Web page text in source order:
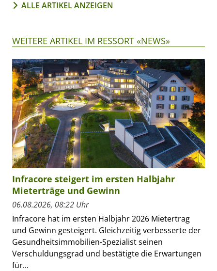
ALLE ARTIKEL ANZEIGEN
WEITERE ARTIKEL IM RESSORT «NEWS»
Infracore steigert im ersten Halbjahr
Mieterträge und Gewinn
06.08.2026, 08:22 Uhr
Infracore hat im ersten Halbjahr 2026 Mietertrag
und Gewinn gesteigert. Gleichzeitig verbesserte der
Gesundheitsimmobilien-Spezialist seinen
Verschuldungsgrad und bestätigte die Erwartungen
für...